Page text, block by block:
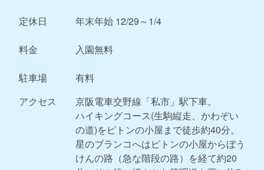
定休日 年末年始 12/29～1/4
料金 入園無料
駐車場
有料
アクセス
京阪電車交野線「私市」駅下車。
ハイキングコース(生駒縦走、かわぞい
の道)をピトンの小屋まで徒歩約40分。
星のブランコへはピトンの小屋からぼう
けんの路（急な階段の路）を経て約20